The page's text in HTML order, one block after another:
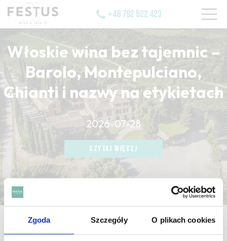
Zgoda Szczegóły O plikach cookies
+48 792 522 423
Włoskie wina bez tajemnic –
Barolo, Montepulciano,
Chianti i nazwy na etykietach
2026-07-28
CZYTAJ WIĘCEJ
CZYTAJ WIĘCEJ
CZYTAJ WIĘCEJ
strona główna valdobbiadene